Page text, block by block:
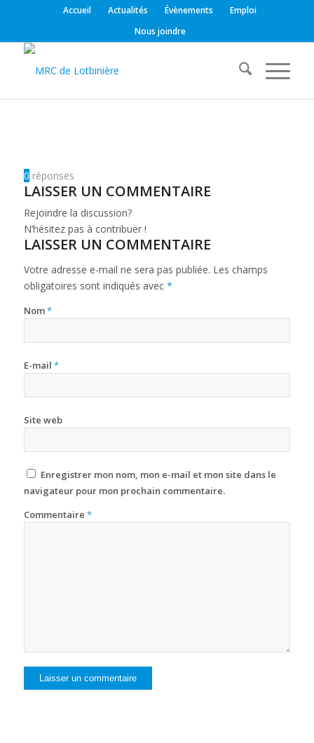
Accueil Actualités Évènements
Emploi
Nous joindre
0 réponses
LAISSER UN COMMENTAIRE
Rejoindre la discussion?
N’hésitez pas à contribuer !
LAISSER UN COMMENTAIRE
Votre adresse e-mail ne sera pas publiée. Les champs
obligatoires sont indiqués avec *
Nom*
E-mail *
Site web
Enregistrer mon nom, mon e-mail et mon site dans le
navigateur pour mon prochain commentaire.
Commentaire *